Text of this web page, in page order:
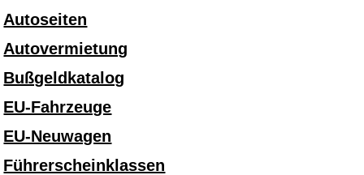
Autoseiten
Autovermietung
Bußgeldkatalog
EU-Fahrzeuge
EU-Neuwagen
Führerscheinklassen